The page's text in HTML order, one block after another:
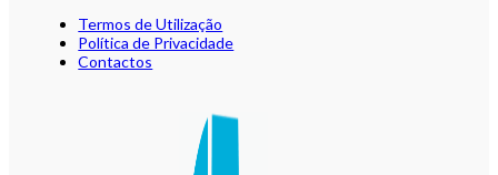
Termos de Utilização
Política de Privacidade
Contactos